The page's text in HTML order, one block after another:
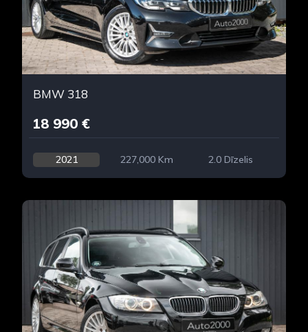
BMW 318
18 990 €
2021 227,000 Km 2.0 Dīzelis